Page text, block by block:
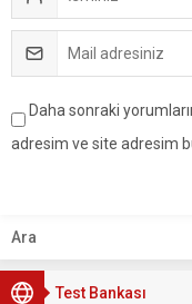
Test Bankası
Daha sonraki
adresim ve site adresim